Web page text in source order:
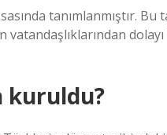
tanımlanmıştır. Bu
vatandaşlıklarından
kuruldu?